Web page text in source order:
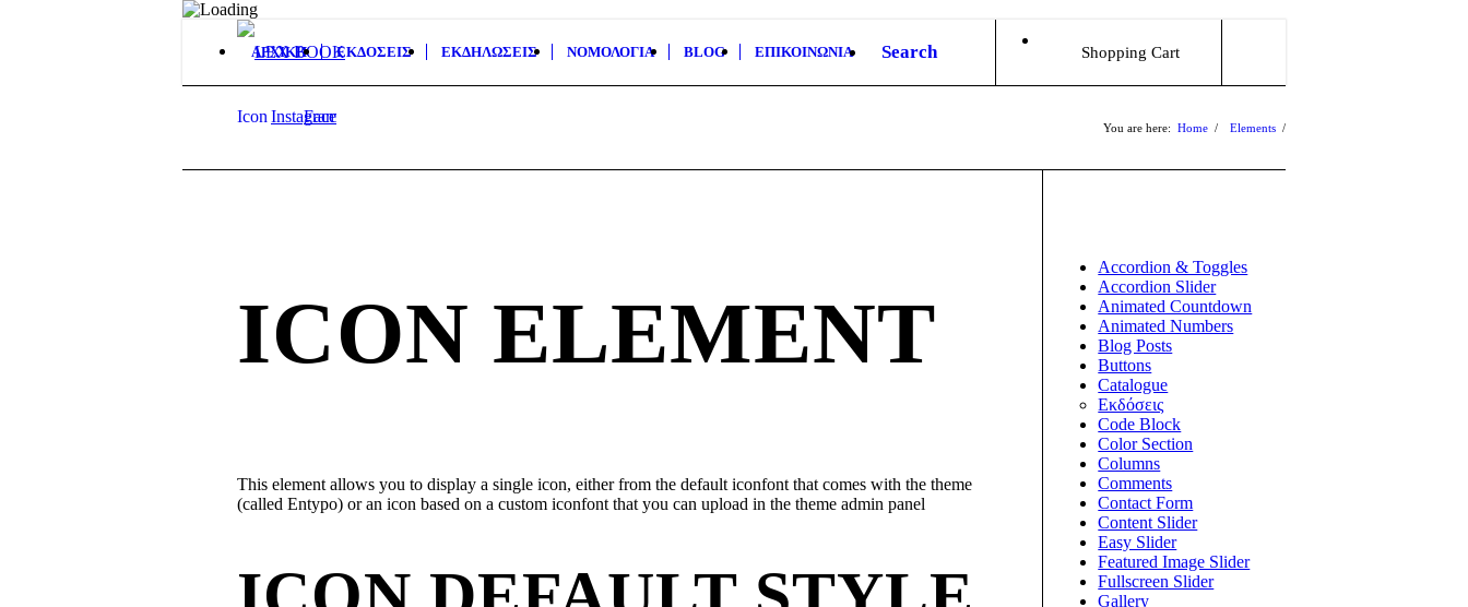
ΑΡΧΙΚΗ ΕΚΔΟΣΕΙΣ ΕΚΔΗΛΩΣΕΙΣ ΝΟΜΟΛΟΓΙΑ BLOG ΕΠΙΚΟΙΝΩΝΙΑ Search Shopping Cart
Instagram
Facebook
Icon
You are here: Home / Elements /
ICON ELEMENT
This element allows you to display a single icon, either from the default iconfont that comes with the theme
(called Entypo) or an icon based on a custom iconfont that you can upload in the theme admin panel
Accordion & Toggles
Accordion Slider
Animated Countdown
Animated Numbers
Blog Posts
Buttons
Catalogue
Εκδόσεις
Code Block
Color Section
Columns
Comments
Contact Form
Content Slider
Easy Slider
Featured Image Slider
Fullscreen Slider
Gallery